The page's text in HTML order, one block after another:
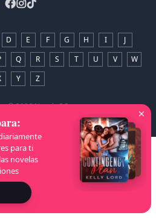
D E F G H I
J
Q R S T U V
W
Y Z
© 2026 NovelaGO
:
para ti
novelas